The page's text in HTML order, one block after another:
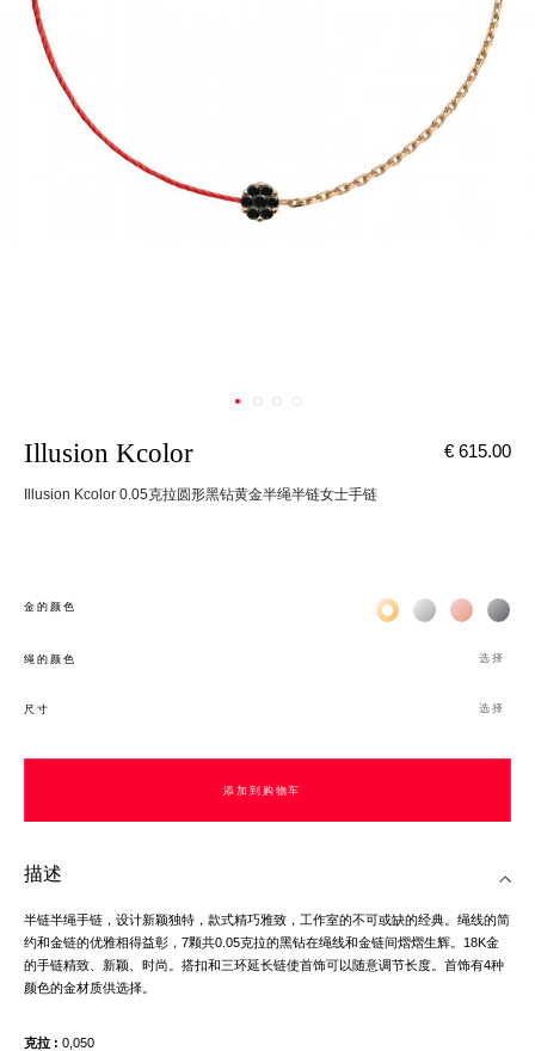
Illusion Kcolor
Illusion Kcolor 0.05克拉圆形黑钻黄金半绳半链女士手链
€ 615.00
金的颜色 Жёлтое золото 18К
Белое золото
Розовое
绳的颜色 选择
尺寸 选择
添加到购物车
描述
半链半绳手链，设计新颖独特，款式精巧雅致，工作室的不可或缺的经典。绳线的简
约和金链的优雅相得益彰，7颗共0.05克拉的黑钻在绳线和金链间熠熠生辉。18K金
的手链精致、新颖、时尚。搭扣和三环延长链使首饰可以随意调节长度。首饰有4种
颜色的金材质供选择。
克拉
0,050